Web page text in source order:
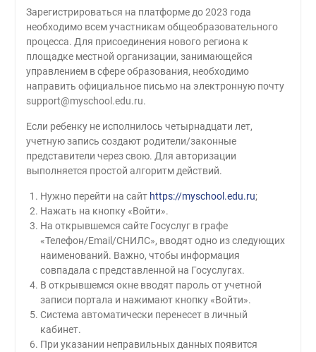
Зарегистрироваться на платформе до 2023 года
необходимо всем участникам общеобразовательного
процесса. Для присоединения нового региона к
площадке местной организации, занимающейся
управлением в сфере образования, необходимо
направить официальное письмо на электронную почту
support@myschool.edu.ru.
Если ребенку не исполнилось четырнадцати лет,
учетную запись создают родители/законные
представители через свою. Для авторизации
выполняется простой алгоритм действий.
Нужно перейти на сайт https://myschool.edu.ru;
Нажать на кнопку «Войти».
На открывшемся сайте Госуслуг в графе
«Телефон/Email/СНИЛС», вводят одно из следующих
наименований. Важно, чтобы информация
совпадала с представленной на Госуслугах.
В открывшемся окне вводят пароль от учетной
записи портала и нажимают кнопку «Войти».
Система автоматически перенесет в личный
кабинет.
При указании неправильных данных появится